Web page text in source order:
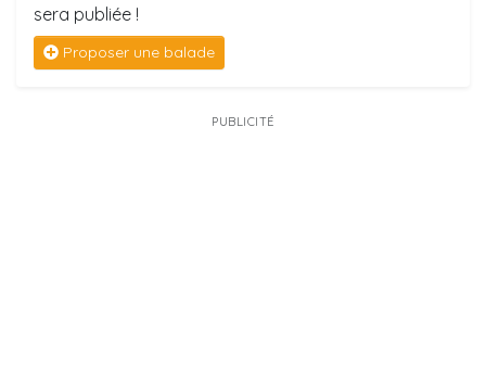
sera publiée !
Proposer une balade
PUBLICITÉ